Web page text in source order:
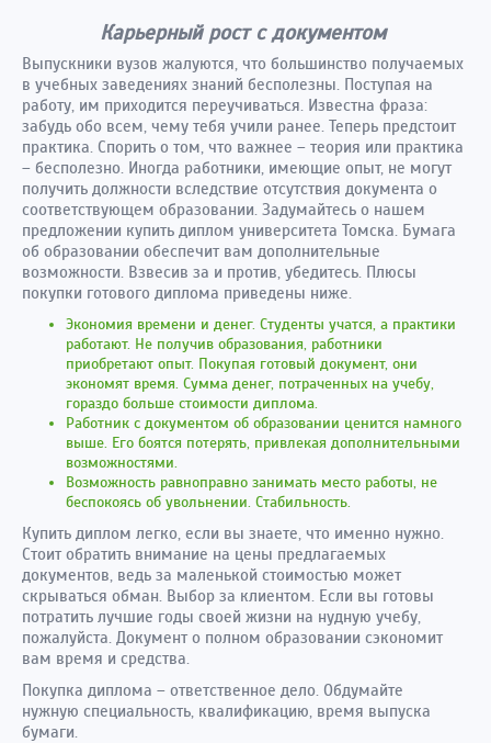
Карьерный рост с документом
Выпускники вузов жалуются, что большинство получаемых
в учебных заведениях знаний бесполезны. Поступая на
работу, им приходится переучиваться. Известна фраза:
забудь обо всем, чему тебя учили ранее. Теперь предстоит
практика. Спорить о том, что важнее – теория или практика
– бесполезно. Иногда работники, имеющие опыт, не могут
получить должности вследствие отсутствия документа о
соответствующем образовании. Задумайтесь о нашем
предложении купить диплом университета Томска. Бумага
об образовании обеспечит вам дополнительные
возможности. Взвесив за и против, убедитесь. Плюсы
покупки готового диплома приведены ниже.
Экономия времени и денег. Студенты учатся, а практики
работают. Не получив образования, работники
приобретают опыт. Покупая готовый документ, они
экономят время. Сумма денег, потраченных на учебу,
гораздо больше стоимости диплома.
Работник с документом об образовании ценится намного
выше. Его боятся потерять, привлекая дополнительными
возможностями.
Возможность равноправно занимать место работы, не
беспокоясь об увольнении. Стабильность.
Купить диплом легко, если вы знаете, что именно нужно.
Стоит обратить внимание на цены предлагаемых
документов, ведь за маленькой стоимостью может
скрываться обман. Выбор за клиентом. Если вы готовы
потратить лучшие годы своей жизни на нудную учебу,
пожалуйста. Документ о полном образовании сэкономит
вам время и средства.
Покупка диплома – ответственное дело. Обдумайте
нужную специальность, квалификацию, время выпуска
бумаги.